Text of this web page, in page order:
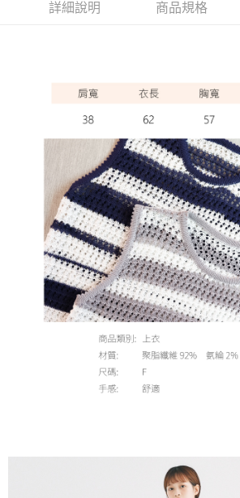
每筆NT$80，滿NT$1,000(含以上)免運費
詳細說明 商品規格